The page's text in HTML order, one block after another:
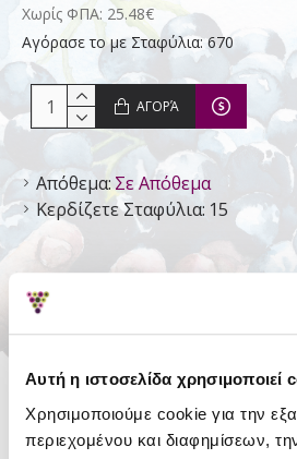
Αυτή η ιστοσελίδα χρησιμοποιεί
Χρησιμοποιούμε cookie για την
περιεχομένου και διαφημίσεων,
Απόθεμα: Σε Απόθεμα
Κερδίζετε Σταφύλια: 15
Χωρίς ΦΠΑ: 25.48€
Αγόρασε το με Σταφύλια: 670
ΑΓΟΡΆ
ΛΕΠΤΟΜΈΡΕΙΕΣ
Είδος